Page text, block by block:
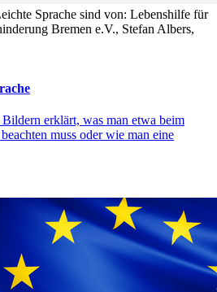
Sprache sind von: Lebenshilfe für
Bremen e.V., Stefan Albers,
erklärt, was man etwa beim
muss oder wie man eine